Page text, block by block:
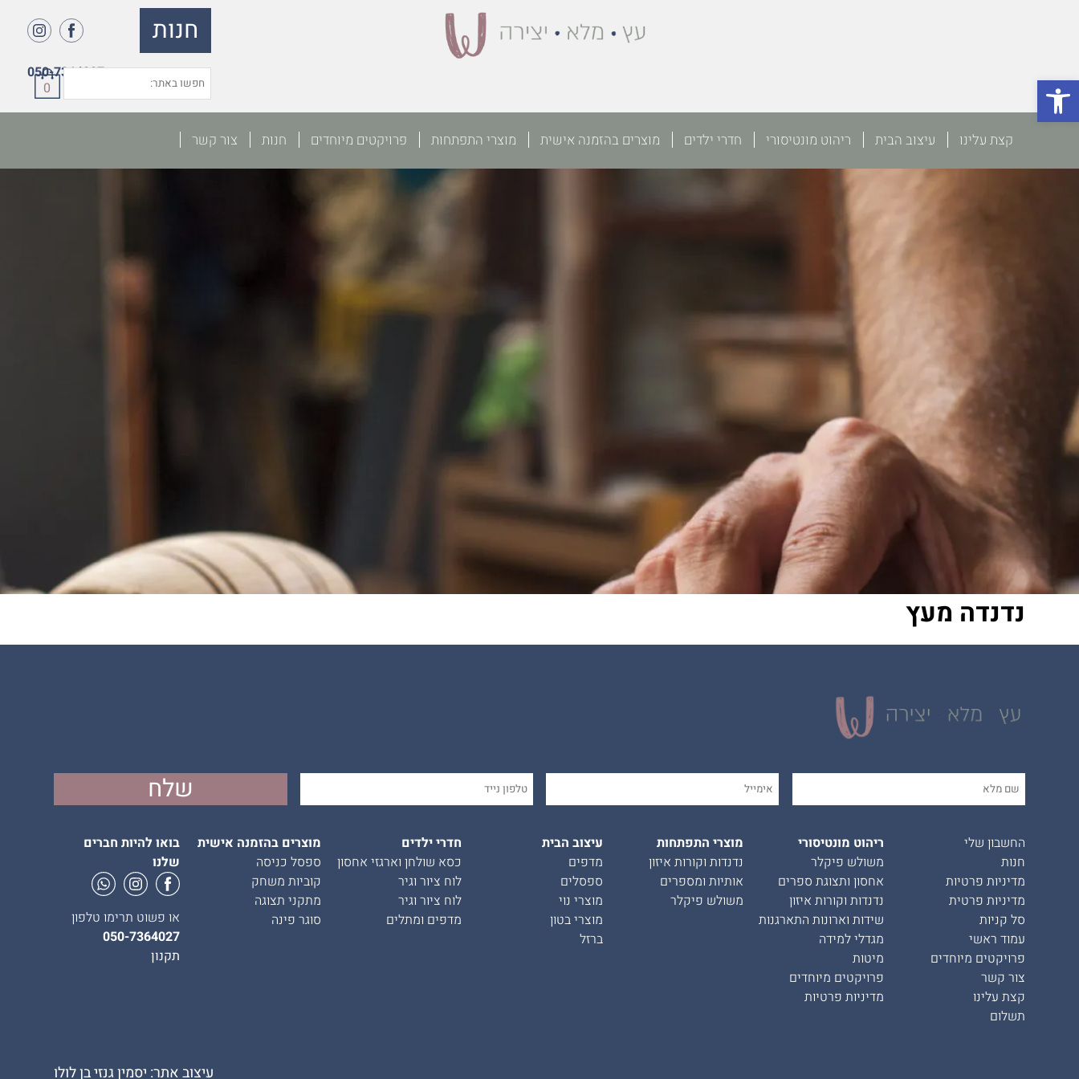
פתח סרגל נגישות
חנות
050-7364027
0
קצת עלינו עיצוב הבית ריהוט מונטיסורי חדרי ילדים מוצרים בהזמנה אישית מוצרי התפתחות פרויקטים מיוחדים חנות צור קשר
נדנדה מעץ
החשבון שלי
חנות
מדיניות פרטיות
מדיניות פרטית
סל קניות
עמוד ראשי
פרויקטים מיוחדים
צור קשר
קצת עלינו
תשלום
ריהוט מונטיסורי
משולש פיקלר
אחסון ותצוגת ספרים
נדנדות וקורות איזון
שידות וארונות התארגנות
מגדלי למידה
מיטות
פרויקטים מיוחדים
מדיניות פרטיות
מוצרי התפתחות
נדנדות וקורות איזון
אותיות ומספרים
משולש פיקלר
עיצוב הבית
מדפים
ספסלים
מוצרי נוי
מוצרי בטון
ברזל
חדרי ילדים
כסא שולחן וארגזי אחסון
לוח ציור וגיר
לוח ציור וגיר
מדפים ומתלים
מוצרים בהזמנה אישית
ספסל כניסה
קוביות משחק
מתקני תצוגה
סוגר פינה
בואו להיות חברים
שלנו
או פשוט תרימו טלפון
050-7364027
תקנון
עיצוב אתר: יסמין גנזי בן לולו